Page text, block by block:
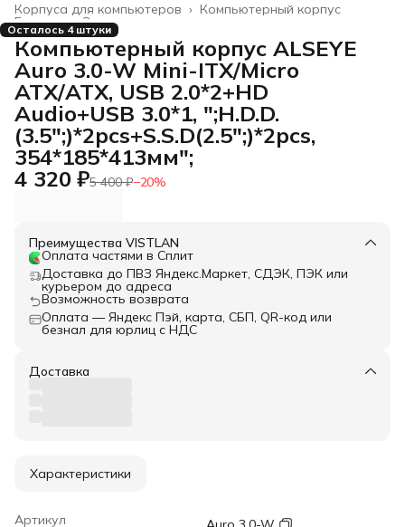
Компьютерный корпус
Корпуса для компьютеров ›
Электроника
Главная ›
Осталось 4 штуки
Компьютерный корпус ALSEYE
Auro 3.0-W Mini-ITX/Micro
ATX/ATX, USB 2.0*2+HD
Audio+USB 3.0*1, ";H.D.D.
(3.5";)*2pcs+S.S.D(2.5";)*2pcs,
354*185*413мм";
4 320 ₽5 400 ₽−20%
Преимущества VISTLAN
Оплата частями в Сплит
Доставка до ПВЗ Яндекс.Маркет, СДЭК, ПЭК или
курьером до адреса
Возможность возврата
Оплата — Яндекс Пэй, карта, СБП, QR-код или
безнал для юрлиц с НДС
Доставка
Характеристики
Артикул